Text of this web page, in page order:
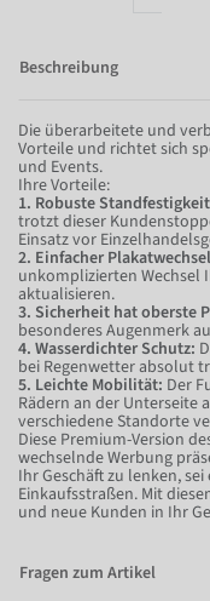
Item 1 of 8
Beschreibung
Die überarbeitete und
Vorteile und richtet sich
und Events.
Ihre Vorteile:
1. Robuste
trotzt dieser
Einsatz vor
2. Einfacher
unkomplizierten Wechsel
aktualisieren.
3. Sicherheit hat oberste
besonderes Augenmerk
4. Wasserdichter Schutz:
bei Regenwetter absolut
5. Leichte Mobilität: Der
Rädern an der Unterseite
verschiedene Standorte
Diese Premium-Version
wechselnde Werbung
Ihr Geschäft zu lenken,
Einkaufsstraßen. Mit
und neue Kunden in Ihr
Fragen zum Artikel